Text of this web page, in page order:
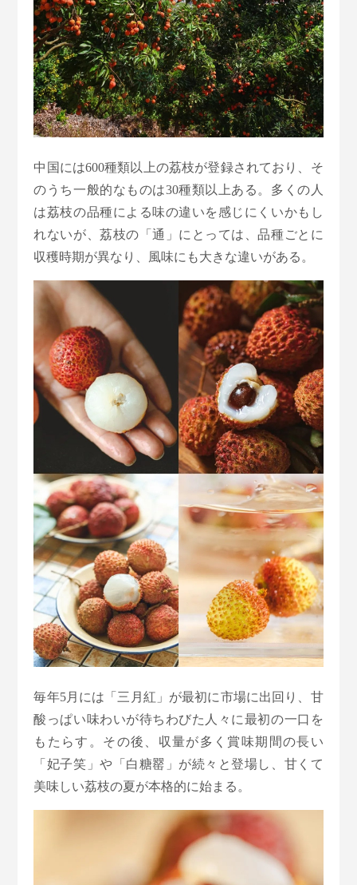
中国には600種類以上の荔枝が登録されており、そ
のうち一般的なものは30種類以上ある。多くの人
は荔枝の品種による味の違いを感じにくいかもし
れないが、荔枝の「通」にとっては、品種ごとに
収穫時期が異なり、風味にも大きな違いがある。
毎年5月には「三月紅」が最初に市場に出回り、甘
酸っぱい味わいが待ちわびた人々に最初の一口を
もたらす。その後、収量が多く賞味期間の長い
「妃子笑」や「白糖罂」が続々と登場し、甘くて
美味しい荔枝の夏が本格的に始まる。